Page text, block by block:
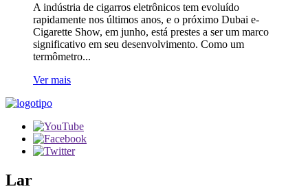
A indústria de cigarros eletrônicos tem evoluído
rapidamente nos últimos anos, e o próximo Dubai e-
Cigarette Show, em junho, está prestes a ser um marco
significativo em seu desenvolvimento. Como um
termômetro...
Ver mais
Lar